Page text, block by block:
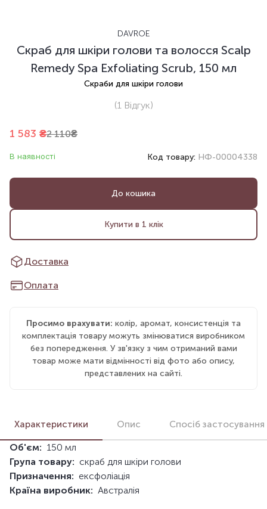
DAVROE
Скраб для шкіри голови та волосся Scalp
Remedy Spa Exfoliating Scrub, 150 мл
Скраби для шкіри голови
(1Відгук)
1 583 ₴2 110₴
В наявності Код товару: НФ-00004338
До кошика
Купити в 1 клік
Доставка
Оплата
Просимо врахувати: колір, аромат, консистенція та
комплектація товару можуть змінюватися виробником
без попередження. У зв'язку з чим отриманий вами
товар може мати відмінності від фото або опису,
представлених на сайті.
Характеристики Опис Спосіб застосування
Об'єм: 150 мл
Група товару: скраб для шкіри голови
Призначення: ексфоліація
Країна виробник: Австралія